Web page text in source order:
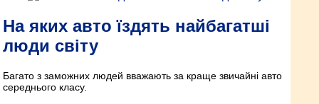
На яких авто їздять найбагатші
люди світу
Багато з заможних людей вважають за краще звичайні авто
середнього класу.